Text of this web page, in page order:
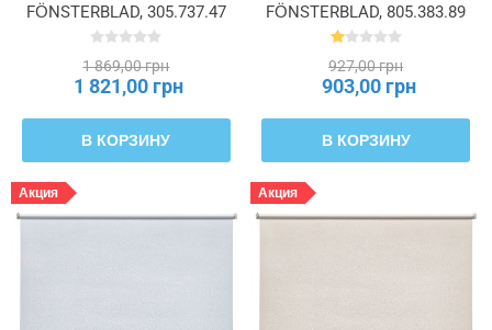
FÖNSTERBLAD, 305.737.47
1 869,00 грн
1 821,00 грн
В КОРЗИНУ
FÖNSTERBLAD, 805.383.89
927,00 грн
903,00 грн
В КОРЗИНУ
Акция Акция